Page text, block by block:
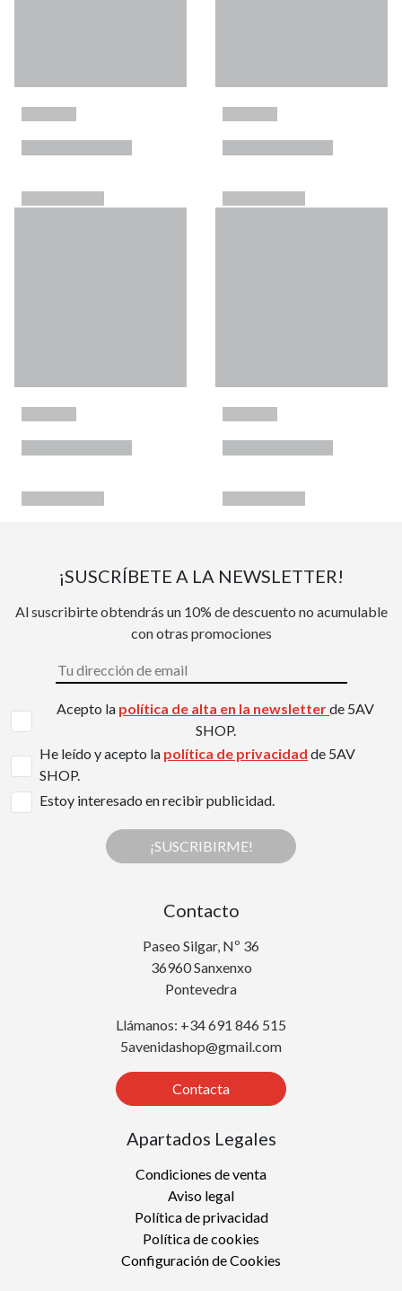
¡SUSCRÍBETE A LA NEWSLETTER!
Al suscribirte obtendrás un 10% de descuento no acumulable
con otras promociones
Acepto la política de alta en la newsletterde 5AV
SHOP.
He leído y acepto la política de privacidad de 5AV
SHOP.
Estoy interesado en recibir publicidad.
¡SUSCRIBIRME!
Contacto
Paseo Silgar, Nº 36
36960 Sanxenxo
Pontevedra
Llámanos: +34 691 846 515
5avenidashop@gmail.com
Contacta
Apartados Legales
Condiciones de venta
Aviso legal
Política de privacidad
Política de cookies
Configuración de Cookies